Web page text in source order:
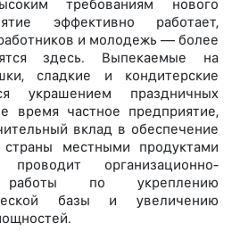
требованиям нового
эффективно работает,
и молодежь — более
здесь. Выпекаемые на
сладкие и кондитерские
украшением праздничных
время частное предприятие,
вклад в обеспечение
страны местными продуктами
организационно-
работы по укреплению
базы и увеличению